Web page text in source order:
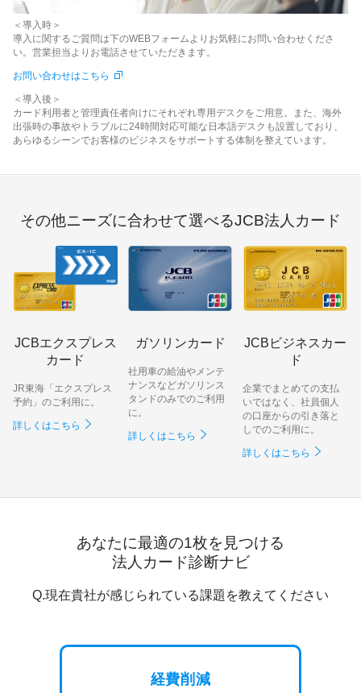
＜導入時＞
導入に関するご質問は下のWEBフォームよりお気軽にお問い合わせくださ
い。営業担当よりお電話させていただきます。
お問い合わせはこちら
＜導入後＞
カード利用者と管理責任者向けにそれぞれ専用デスクをご用意。また、海外
出張時の事故やトラブルに24時間対応可能な日本語デスクも設置しており、
あらゆるシーンでお客様のビジネスをサポートする体制を整えています。
その他ニーズに合わせて選べるJCB法人カード
JCBエクスプレス
カード
JR東海「エクスプレス
予約」のご利用に。
詳しくはこちら
ガソリンカード
社用車の給油やメンテ
ナンスなどガソリンス
タンドのみでのご利用
に。
詳しくはこちら
JCBビジネスカー
ド
企業でまとめての支払
いではなく、社員個人
の口座からの引き落と
しでのご利用に。
詳しくはこちら
あなたに最適の1枚を見つける
法人カード診断ナビ
Q.現在貴社が感じられている課題を教えてください
経費削減